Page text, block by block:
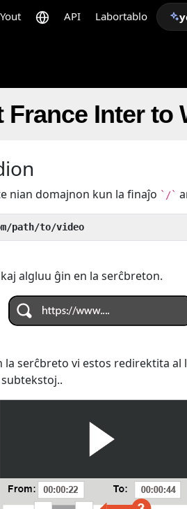
Yout API Labortablo
Inter to
nian domajnon kun la finaĵo `/`
path/to/video
algluu ĝin en la serĉbreton.
la serĉbreto vi estos redirektita al